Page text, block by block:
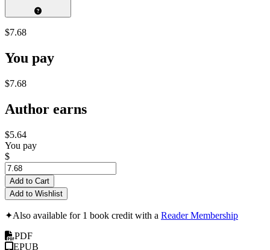
$7.68
You pay
$7.68
Author earns
$5.64
You pay
$
Add to Cart
Add to Wishlist
✦Also available for 1 book credit with a Reader Membership
PDF
EPUB